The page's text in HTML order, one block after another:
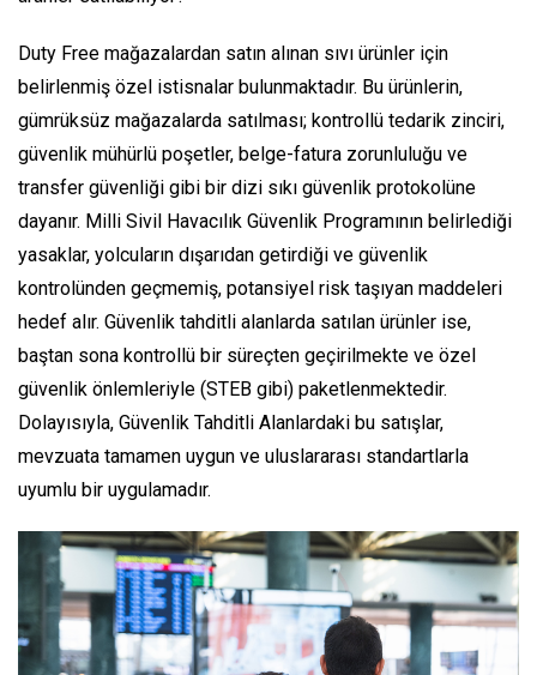
Duty Free mağazalardan satın alınan sıvı ürünler için
belirlenmiş özel istisnalar bulunmaktadır. Bu ürünlerin,
gümrüksüz mağazalarda satılması; kontrollü tedarik zinciri,
güvenlik mühürlü poşetler, belge-fatura zorunluluğu ve
transfer güvenliği gibi bir dizi sıkı güvenlik protokolüne
dayanır. Milli Sivil Havacılık Güvenlik Programının belirlediği
yasaklar, yolcuların dışarıdan getirdiği ve güvenlik
kontrolünden geçmemiş, potansiyel risk taşıyan maddeleri
hedef alır. Güvenlik tahditli alanlarda satılan ürünler ise,
baştan sona kontrollü bir süreçten geçirilmekte ve özel
güvenlik önlemleriyle (STEB gibi) paketlenmektedir.
Dolayısıyla, Güvenlik Tahditli Alanlardaki bu satışlar,
mevzuata tamamen uygun ve uluslararası standartlarla
uyumlu bir uygulamadır.